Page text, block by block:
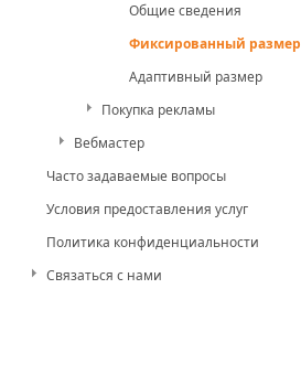
Общие сведения
Фиксированный размер
Адаптивный размер
Покупка рекламы
Вебмастер
Часто задаваемые вопросы
Условия предоставления услуг
Политика конфиденциальности
Связаться с нами